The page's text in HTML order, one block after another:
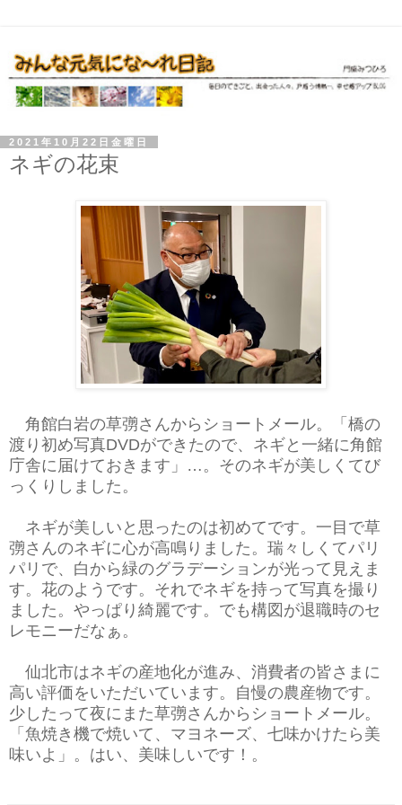
2021年10月22日金曜日
ネギの花束
角館白岩の草彅さんからショートメール。「橋の
渡り初め写真DVDができたので、ネギと一緒に角館
庁舎に届けておきます」…。そのネギが美しくてび
っくりしました。
ネギが美しいと思ったのは初めてです。一目で草
彅さんのネギに心が高鳴りました。瑞々しくてパリ
パリで、白から緑のグラデーションが光って見えま
す。花のようです。それでネギを持って写真を撮り
ました。やっぱり綺麗です。でも構図が退職時のセ
レモニーだなぁ。
仙北市はネギの産地化が進み、消費者の皆さまに
高い評価をいただいています。自慢の農産物です。
少したって夜にまた草彅さんからショートメール。
「魚焼き機で焼いて、マヨネーズ、七味かけたら美
味いよ」。はい、美味しいです！。